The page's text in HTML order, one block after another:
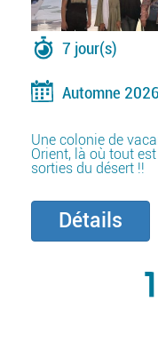
7 jour(s)
Automne 2026
Une colonie de
Orient, là où tout
sorties du désert !!
Détails